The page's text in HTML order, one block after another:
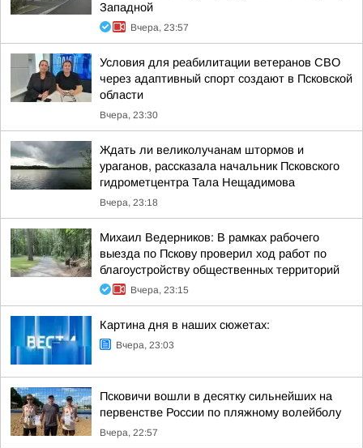
Западной
Вчера, 23:57
Условия для реабилитации ветеранов СВО
через адаптивный спорт создают в Псковской
области
Вчера, 23:30
Ждать ли великолучанам штормов и
ураганов, рассказала начальник Псковского
гидрометцентра Тала Нещадимова
Вчера, 23:18
Михаил Ведерников: В рамках рабочего
выезда по Пскову проверил ход работ по
благоустройству общественных территорий
Вчера, 23:15
Картина дня в наших сюжетах:
Вчера, 23:03
Псковичи вошли в десятку сильнейших на
первенстве России по пляжному волейболу
Вчера, 22:57